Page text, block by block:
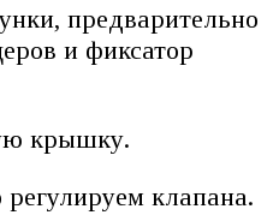
предварительно
и фиксатор
крышку.
клапана.